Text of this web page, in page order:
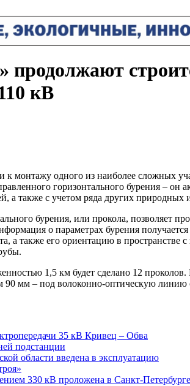
продолжают
кВ
монтажу одного из наиболее сложных
горизонтального бурения – он
а также с учетом ряда других
бурения, или прокола, позволяет
о параметрах бурения
а также его ориентацию в
1,5 км будет сделано 12
мм – под волоконно-оптическую линию
35 кВ Кривец – Обва
подстанции
области введена в эксплуатацию
330 кВ проложена в Санкт-Петербурге